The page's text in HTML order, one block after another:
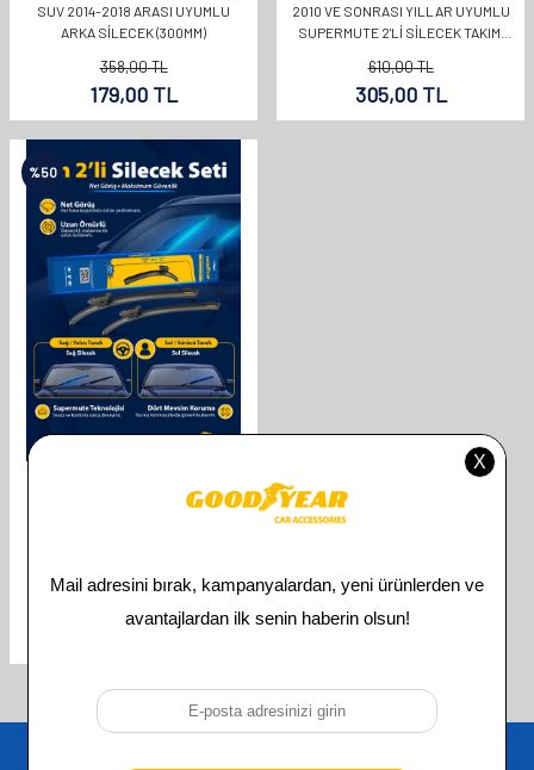
SUV 2014-2018 ARASI UYUMLU
ARKA SILECEK (300MM)
358,00TL
179,00 TL
2010 VE SONRASI YILLAR UYUMLU
SUPERMUTE 2'LI SILECEK TAKIMI
610,00TL
305,00TL
%50
TAKIMI 2013-2022 SUV
TL
Toplam ürün bulunmaktadır.